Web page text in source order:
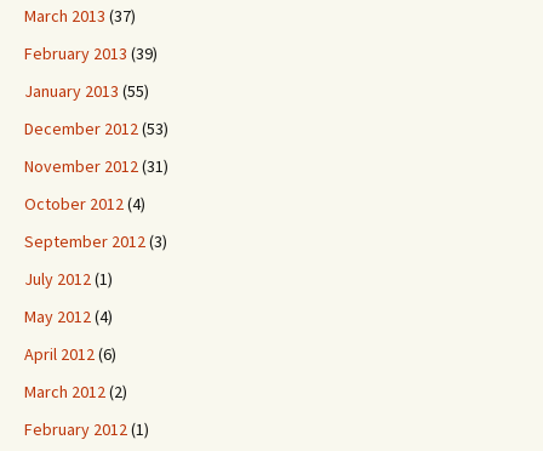
March 2013 (37)
February 2013 (39)
January 2013 (55)
December 2012(53)
November 2012(31)
October 2012(4)
September 2012(3)
July 2012(1)
May 2012(4)
April 2012(6)
March 2012(2)
February 2012(1)